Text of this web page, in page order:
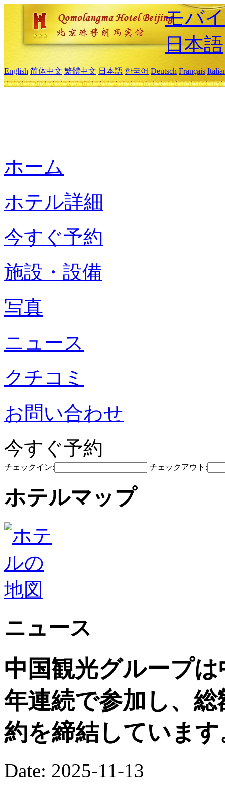
モバ
日本語
English 简体中文 繁體中文 日本語 한국어 Deutsch Français
ホーム
ホテル詳細
今すぐ予約
施設・設備
写真
ニュース
クチコミ
お問い合わせ
今すぐ予約
チェックイン: チェックアウト:
ホテルマップ
ニュース
中国観光グループ
年連続で参加し、
約を締結しています
Date: 2025-11-13